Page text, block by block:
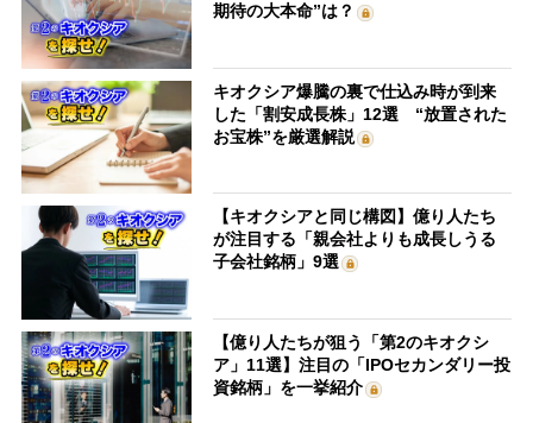
期待の大本命”は？
キオクシア爆騰の裏で仕込み時が到来
した「割安成長株」12選 “放置された
お宝株”を厳選解説
【キオクシアと同じ構図】億り人たち
が注目する「親会社よりも成長しうる
子会社銘柄」9選
【億り人たちが狙う「第2のキオクシ
ア」11選】注目の「IPOセカンダリー投
資銘柄」を一挙紹介